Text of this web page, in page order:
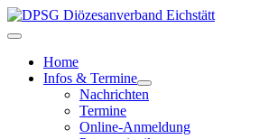
Home
Infos & Termine
Nachrichten
Termine
Online-Anmeldung